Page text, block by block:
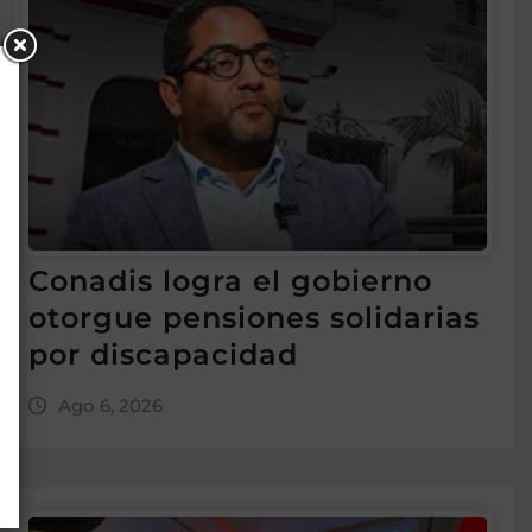
Conadis logra el gobierno
otorgue pensiones solidarias
por discapacidad
Ago 6, 2026